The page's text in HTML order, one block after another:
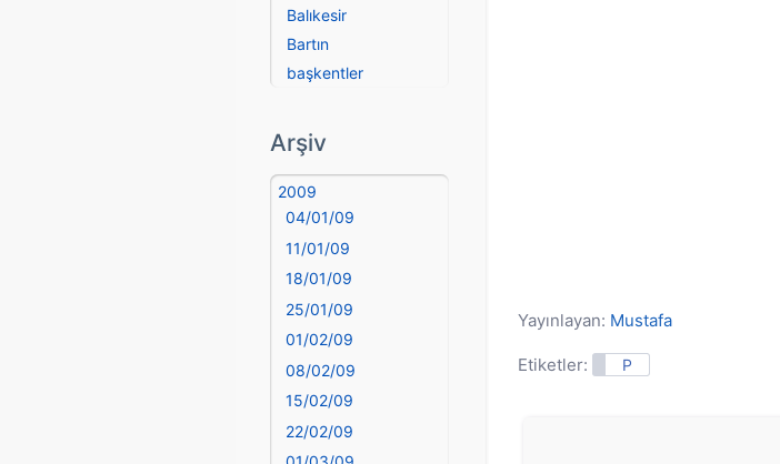
Yayınlayan: Mustafa
Etiketler: P
Balıkesir
Bartın
başkentler
Bayburt
Bilecik
Bingöl
Bitlis
Bolu
Burdur
Bursa
Çanakkale
Çankırı
Çorum
Arşiv
2009
04/01/09
11/01/09
18/01/09
25/01/09
01/02/09
08/02/09
15/02/09
22/02/09